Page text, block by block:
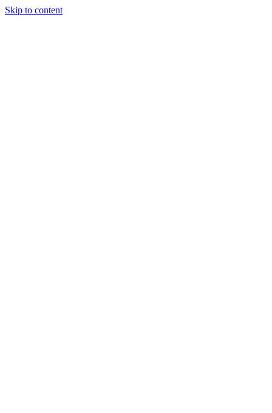
Skip to content